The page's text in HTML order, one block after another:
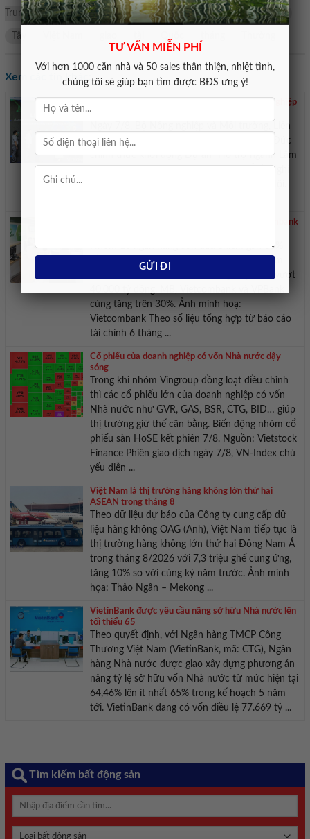
TƯ VẤN MIỄN PHÍ
Với hơn 1000 căn nhà và 50 sales thân thiện, nhiệt tình,
chúng tôi sẽ giúp bạn tìm được BĐS ưng ý!
Trung Quốc Thương mại xuất khẩu trung chức tổ
Tây
Xem các tin khác:
Châu Âu dành 20 triệu Euro hỗ trợ ngành lâm nghiệp
Việt Nam
Ngày 7/8, Bộ Nông nghiệp và Môi trường, Liên
minh châu Âu (EU) và Cộng hòa Liên bang Đức
chính thức khởi động Dự án “Hỗ trợ ngành Lâm
nghiệp Việt Nam của Liên minh châu Âu”. Nghi
VietinBank dẫn đầu thu nhập lãi MB và Vietcombank
Nhóm 10 ngân hàng dẫn đầu chiếm gần 80%
tổng thu nhập lãi thuần sau 6 tháng đầu năm
2026, với VietinBank là nhà băng duy nhất vượt
cùng tăng trên 30%. Ảnh minh hoạ:
Vietcombank Theo số liệu tổng hợp từ báo cáo
tài chính 6 tháng ...
Cổ phiếu của doanh nghiệp có vốn Nhà nước dậy
sóng
Trong khi nhóm Vingroup đồng loạt điều chỉnh
thì các cổ phiếu lớn của doanh nghiệp có vốn
Nhà nước như GVR, GAS, BSR, CTG, BID… giúp
thị trường giữ thế cân bằng. Biến động nhóm cổ
phiếu sàn HoSE kết phiên 7/8. Nguồn: Vietstock
Finance Phiên giao dịch ngày 7/8, VN-Index chủ
yếu diễn ...
Việt Nam là thị trường hàng không lớn thứ hai
ASEAN trong tháng 8
Theo dữ liệu dự báo của Công ty cung cấp dữ
liệu hàng không OAG (Anh), Việt Nam tiếp tục là
thị trường hàng không lớn thứ hai Đông Nam Á
trong tháng 8/2026 với 7,3 triệu ghế cung ứng,
tăng 10% so với cùng kỳ năm trước. Ảnh minh
họa: Thảo Ngân – Mekong ...
VietinBank được yêu cầu nâng sở hữu Nhà nước lên
tối thiểu 65
Theo quyết định, với Ngân hàng TMCP Công
Thương Việt Nam (VietinBank, mã: CTG), Ngân
hàng Nhà nước được giao xây dựng phương án
nâng tỷ lệ sở hữu vốn Nhà nước từ mức hiện tại
64,46% lên ít nhất 65% trong kế hoạch 5 năm
tới. VietinBank đang có vốn điều lệ 77.669 tỷ ...
Tìm kiếm bất động sản